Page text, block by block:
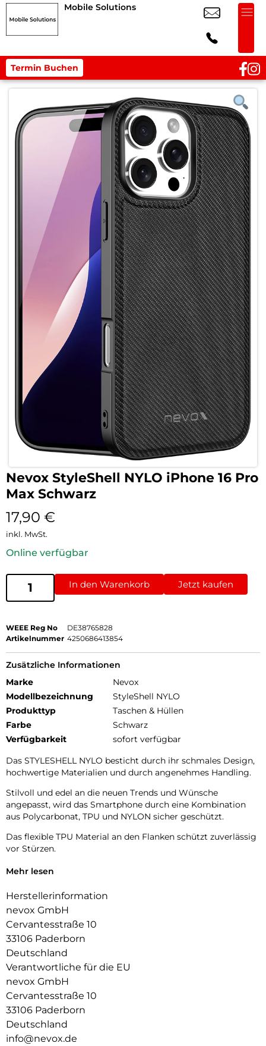
Mobile Solutions
Termin Buchen
Nevox StyleShell NYLO iPhone 16 Pro
Max Schwarz
17,90 €
inkl. MwSt.
Online verfügbar
In den Warenkorb Jetzt kaufen
WEEE Reg No
DE38765828
Artikelnummer 4250686413854
Zusätzliche Informationen
Marke
Nevox
Modellbezeichnung
StyleShell NYLO
Produkttyp
Taschen & Hüllen
Farbe
Schwarz
Verfügbarkeit
sofort verfügbar
Das STYLESHELL NYLO besticht durch ihr schmales Design,
hochwertige Materialien und durch angenehmes Handling.
Stilvoll und edel an die neuen Trends und Wünsche
angepasst, wird das Smartphone durch eine Kombination
aus Polycarbonat, TPU und NYLON sicher geschützt.
Das flexible TPU Material an den Flanken schützt zuverlässig
vor Stürzen.
Das Display ist durch die seitlichen Flanken geschützt.
geschützt.
Die Anschlüsse, Knöpfe und Kamera bleiben voll zugänglich.
Hochwertiges Schmutzabweisendes Material und langlebige
Zusammensetzung der Materialien.
Mehr lesen
Herstellerinformation
nevox GmbH
Cervantesstraße 10
33106 Paderborn
Deutschland
Verantwortliche für die EU
nevox GmbH
Cervantesstraße 10
33106 Paderborn
Deutschland
info@nevox.de